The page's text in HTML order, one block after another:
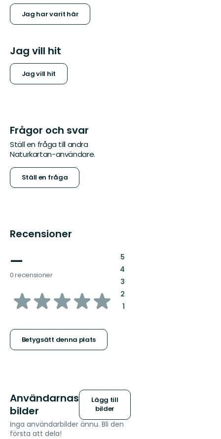
Jag har varit här
Jag vill hit
Jag vill hit
Frågor och svar
Ställ en fråga till andra
Naturkartan-användare.
Ställ en fråga
Recensioner
—
0 recensioner
av
stjärnor
Betygsätt denna plats
5:
4:
3:
2:
1:
Användarnas
bilder
Lägg till
bilder
Inga användarbilder ännu. Bli den
första att dela!